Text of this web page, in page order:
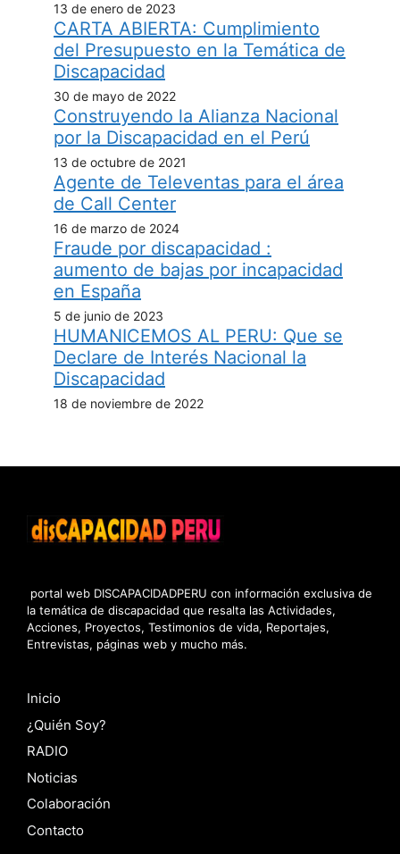
13 de enero de 2023
CARTA ABIERTA: Cumplimiento
del Presupuesto en la Temática de
Discapacidad
30 de mayo de 2022
Construyendo la Alianza Nacional
por la Discapacidad en el Perú
13 de octubre de 2021
Agente de Televentas para el área
de Call Center
16 de marzo de 2024
Fraude por discapacidad :
aumento de bajas por incapacidad
en España
5 de junio de 2023
HUMANICEMOS AL PERU: Que se
Declare de Interés Nacional la
Discapacidad
18 de noviembre de 2022
portal web DISCAPACIDADPERU con información exclusiva de
la temática de discapacidad que resalta las Actividades,
Acciones, Proyectos, Testimonios de vida, Reportajes,
Entrevistas, páginas web y mucho más.
Inicio
¿Quién Soy?
RADIO
Noticias
Colaboración
Contacto